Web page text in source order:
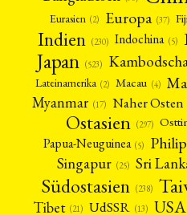
Eurasien (2) Europa (37) Fiji
Indien (230) Indochina (5)
Japan (523)
Lateinamerika (2) Macau (4)
Myanmar (17) Naher Osten
Ostasien (297)
Papua-Neuguinea (5)
Singapur (25) Sri
Südostasien (238)
Tibet (21) UdSSR (13) USA